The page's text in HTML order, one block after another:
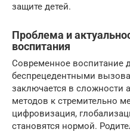
защите детей.
Проблема и
воспитания
Современное воспитание
беспрецедентными
заключается в сложности
методов к стремительно
цифровизация,
становятся нормой.